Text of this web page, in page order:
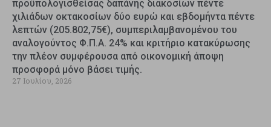
προϋπολογισθείσας δαπάνης διακοσίων πέντε
χιλιάδων οκτακοσίων δύο ευρώ και εβδομήντα πέντε
λεπτών (205.802,75€), συμπεριλαμβανομένου του
αναλογούντος Φ.Π.Α. 24% και κριτήριο κατακύρωσης
την πλέον συμφέρουσα από οικονομική άποψη
προσφορά μόνο βάσει τιμής.
27 Ιουλίου, 2026